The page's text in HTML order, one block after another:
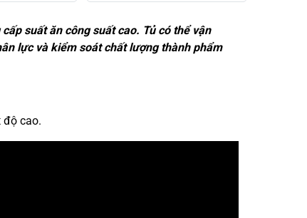
suất ăn công suất cao. Tủ có thể vận
lực và kiểm soát chất lượng thành phẩm
độ cao.